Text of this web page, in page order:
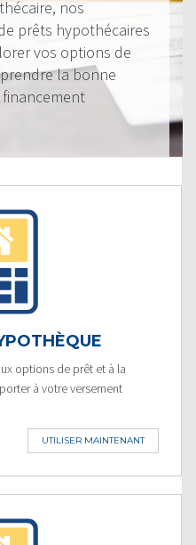
nos
prêts hypothécaires
vos options de
la bonne
options de prêt et à la
à votre versement
UTILISER MAINTENANT